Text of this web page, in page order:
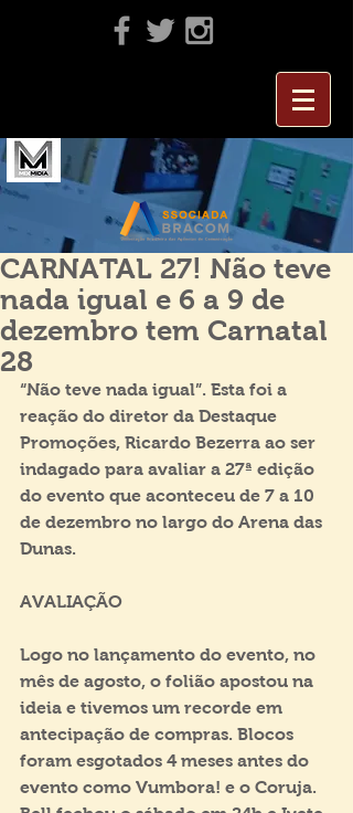
CARNATAL 27! Não teve
nada igual e 6 a 9 de
dezembro tem Carnatal
28
“Não teve nada igual”. Esta foi a
reação do diretor da Destaque
Promoções, Ricardo Bezerra ao ser
indagado para avaliar a 27ª edição
do evento que aconteceu de 7 a 10
de dezembro no largo do Arena das
Dunas.
AVALIAÇÃO
Logo no lançamento do evento, no
mês de agosto, o folião apostou na
ideia e tivemos um recorde em
antecipação de compras. Blocos
foram esgotados 4 meses antes do
evento como Vumbora! e o Coruja.